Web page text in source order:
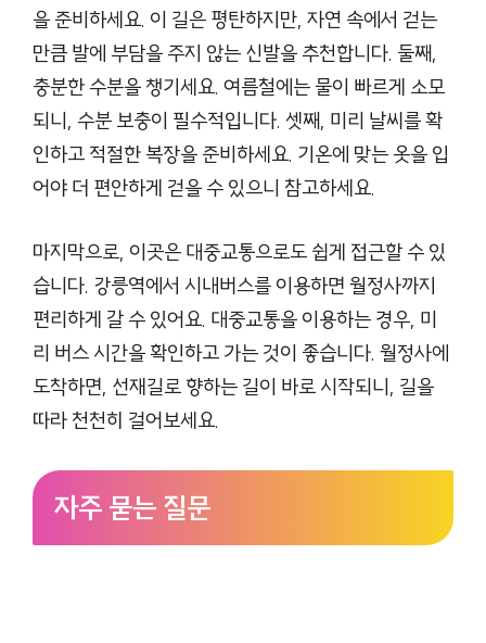
을 준비하세요. 이 길은 평탄하지만, 자연 속에서 걷는
만큼 발에 부담을 주지 않는 신발을 추천합니다. 둘째,
충분한 수분을 챙기세요. 여름철에는 물이 빠르게 소모
되니, 수분 보충이 필수적입니다. 셋째, 미리 날씨를 확
인하고 적절한 복장을 준비하세요. 기온에 맞는 옷을 입
어야 더 편안하게 걷을 수 있으니 참고하세요.
마지막으로, 이곳은 대중교통으로도 쉽게 접근할 수 있
습니다. 강릉역에서 시내버스를 이용하면 월정사까지
편리하게 갈 수 있어요. 대중교통을 이용하는 경우, 미
리 버스 시간을 확인하고 가는 것이 좋습니다. 월정사에
도착하면, 선재길로 향하는 길이 바로 시작되니, 길을
따라 천천히 걸어보세요.
자주 묻는 질문